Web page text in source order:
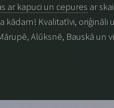
ar kapuci un cepures ar
Kvalitatīvi, oriģināli
Alūksnē, Bauskā un